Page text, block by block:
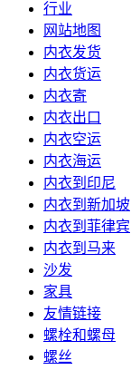
行业
网站地图
内衣发货
内衣货运
内衣寄
内衣出口
内衣空运
内衣海运
内衣到印尼
内衣到新加坡
内衣到菲律宾
内衣到马来
沙发
家具
友情链接
螺栓和螺母
螺丝